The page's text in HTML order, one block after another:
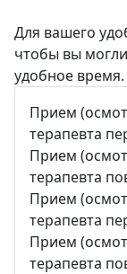
Для вашего
чтобы вы
удобное время.
Цены
Прием
терапевта
Прием
терапевта
Прием
терапевта
Прием
терапевта